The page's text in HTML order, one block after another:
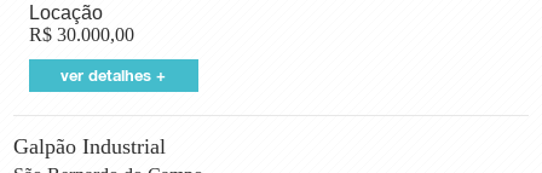
Locação
R$30.000,00
ver detalhes +
Galpão Industrial